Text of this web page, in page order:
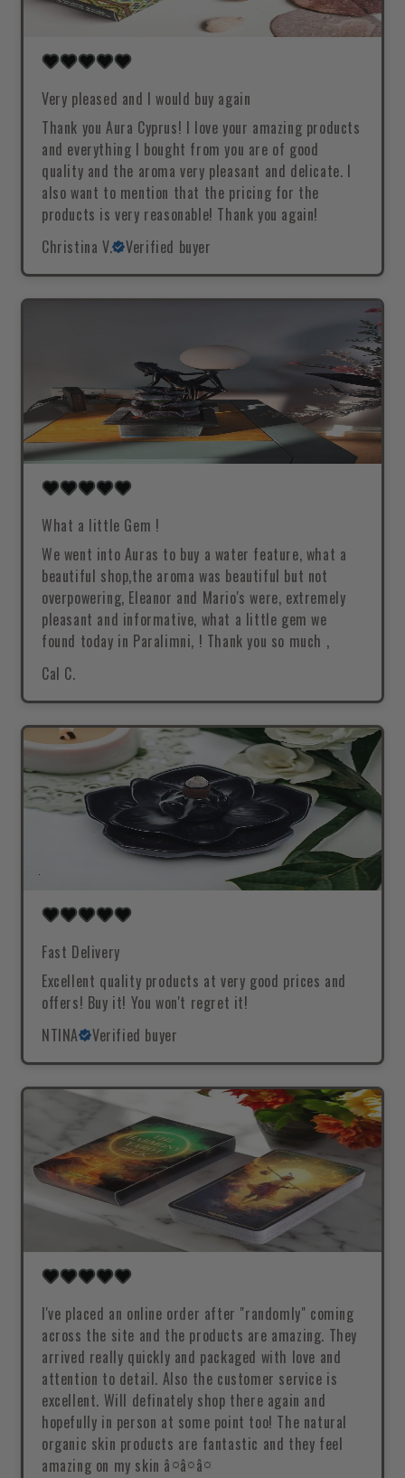
Very pleased and I would buy again
Thank you Aura Cyprus! I love your amazing products
and everything I bought from you are of good
quality and the aroma very pleasant and delicate. I
also want to mention that the pricing for the
products is very reasonable! Thank you again!
Christina V.
Verified buyer
What a little Gem !
We went into Auras to buy a water feature, what a
beautiful shop,the aroma was beautiful but not
overpowering, Eleanor and Mario's were, extremely
pleasant and informative, what a little gem we
found today in Paralimni, ! Thank you so much ,
Cal C.
Fast Delivery
Excellent quality products at very good prices and
offers! Buy it! You won't regret it!
NTINA
Verified buyer
I've placed an online order after "randomly" coming
across the site and the products are amazing. They
arrived really quickly and packaged with love and
attention to detail. Also the customer service is
excellent. Will definately shop there again and
hopefully in person at some point too! The natural
organic skin products are fantastic and they feel
amazing on my skin â¤â¤â¤